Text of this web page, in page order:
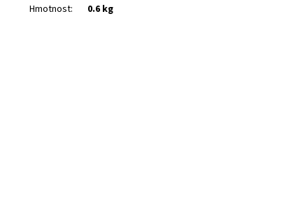
Hmotnost: 0.6 kg